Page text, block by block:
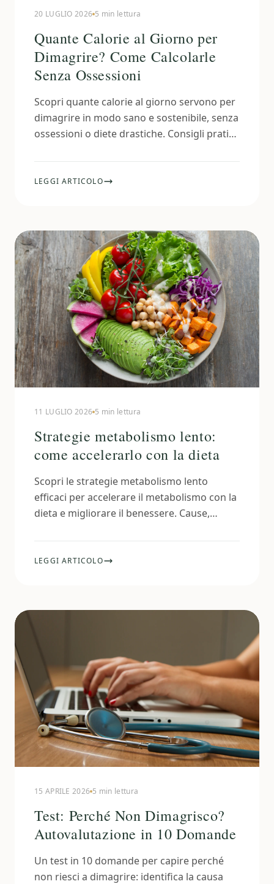
20 LUGLIO 2026 5 min lettura
Quante Calorie al Giorno per
Dimagrire? Come Calcolarle
Senza Ossessioni
Scopri quante calorie al giorno servono per
dimagrire in modo sano e sostenibile, senza
ossessioni o diete drastiche. Consigli pratici
LEGGI ARTICOLO
11 LUGLIO 2026 5 min lettura
Strategie metabolismo lento:
come accelerarlo con la dieta
Scopri le strategie metabolismo lento
efficaci per accelerare il metabolismo con la
dieta e migliorare il benessere. Cause,
LEGGI ARTICOLO
15 APRILE 2026 5 min lettura
Test: Perché Non Dimagrisco?
Autovalutazione in 10 Domande
Un test in 10 domande per capire perché
non riesci a dimagrire: identifica la causa